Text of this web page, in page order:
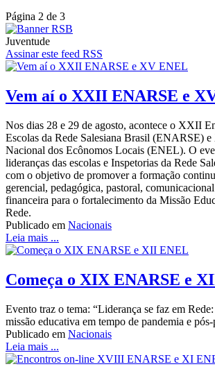
Página 2 de 3
Juventude
Assinar este feed RSS
Vem aí o XXII ENARSE e
Nos dias 28 e 29 de agosto, acontece o XXII
Escolas da Rede Salesiana Brasil (ENARSE)
Nacional dos Ecônomos Locais (ENEL). O
lideranças das escolas e Inspetorias da Rede
com o objetivo de promover a formação
gerencial, pedagógica, pastoral,
financeira para o fortalecimento da Missão
Rede.
Publicado em Nacionais
Leia mais ...
Começa o XIX ENARSE e
Evento traz o tema: “Liderança se faz em
missão educativa em tempo de pandemia e
Publicado em Nacionais
Leia mais ...